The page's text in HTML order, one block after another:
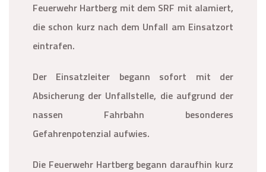
Feuerwehr Hartberg mit dem SRF mit alamiert,
die schon kurz nach dem Unfall am Einsatzort
eintrafen.
Der Einsatzleiter begann sofort mit der
Absicherung der Unfallstelle, die aufgrund der
nassen Fahrbahn besonderes
Gefahrenpotenzial aufwies.
Die Feuerwehr Hartberg begann daraufhin kurz